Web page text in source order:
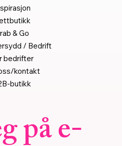
på e-
& Go
/ Bedrift
bedrifter
kontakt
butikk